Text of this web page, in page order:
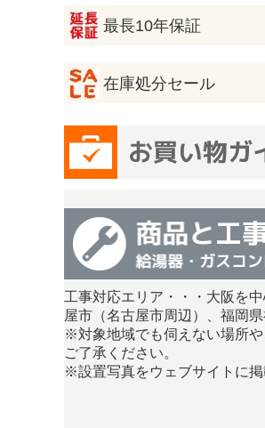
最長10年保証
在庫処分セール
工事対応エリア・・・大阪を
屋市（名古屋市周辺）、福岡
※対象地域でも伺えない場所
ご了承ください。
※設置写真をウェブサイトに掲